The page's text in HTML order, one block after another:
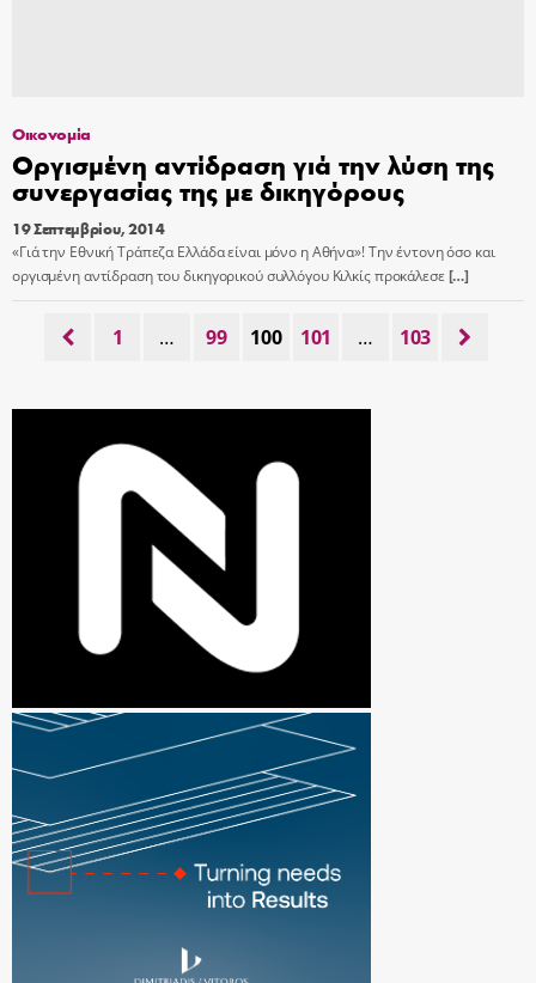
Οικονομία
Oργισμένη αντίδραση γιά την λύση της
συνεργασίας της με δικηγόρους
19 Σεπτεμβρίου, 2014
«Γιά την Εθνική Τράπεζα Ελλάδα είναι μόνο η Αθήνα»! Την έντονη όσο και
οργισμένη αντίδραση του δικηγορικού συλλόγου Κιλκίς προκάλεσε[…]
1 … 99 100 101 … 103